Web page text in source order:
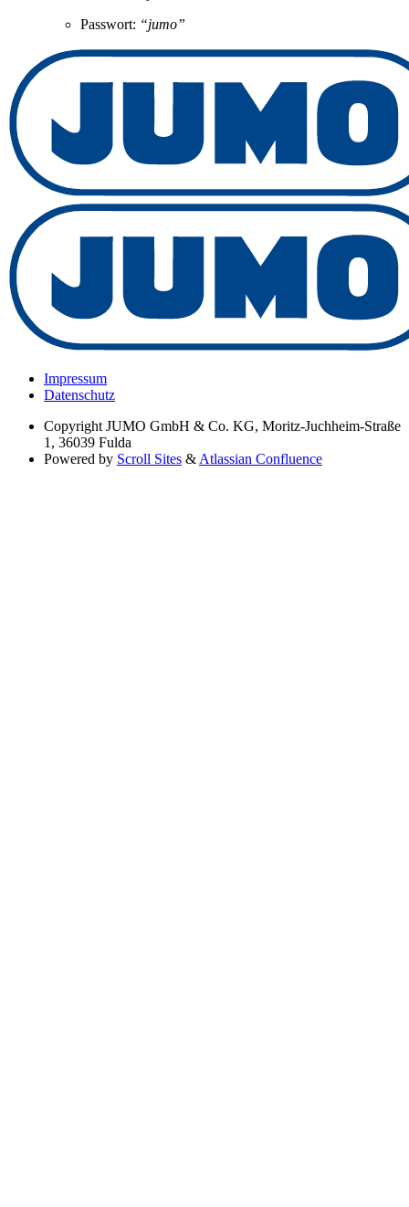
Passwort: “jumo”
Impressum
Datenschutz
Copyright JUMO GmbH & Co. KG, Moritz-Juchheim-Straße
1, 36039 Fulda
Powered by Scroll Sites & Atlassian Confluence